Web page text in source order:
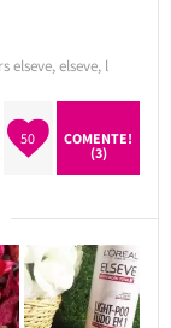
elseve,elseve, l
50
COMENTE!
(3)